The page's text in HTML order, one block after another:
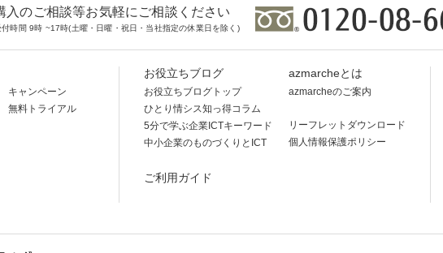
入のご相談等お気軽にご相談ください
付時間 9時 ~17時(土曜・日曜・祝日・当社指定の休業日を除く)
キャンペーン
無料トライアル
お役立ちブログ
お役立ちブログトップ
ひとり情シス知っ得コラム
5分で学ぶ企業ICTキーワード
中小企業のものづくりとICT
ご利用ガイド
azmarcheとは
azmarcheのご案内
リーフレットダウンロード
個人情報保護ポリシー